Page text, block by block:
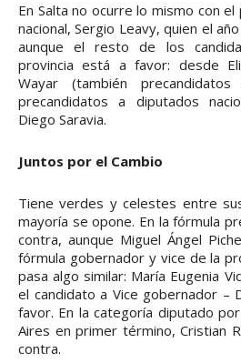
En Salta no ocurre lo mismo con
nacional, Sergio Leavy, quien el
aunque el resto de los
provincia está a favor: desde
Wayar (también
precandidatos a diputados
Diego Saravia.
Juntos por el Cambio
Tiene verdes y celestes entre
mayoría se opone. En la fórmula
contra, aunque Miguel Ángel
fórmula gobernador y vice de la
pasa algo similar: María Eugenia
el candidato a Vice gobernador –
favor. En la categoría diputado
Aires en primer término, Cristian
contra.